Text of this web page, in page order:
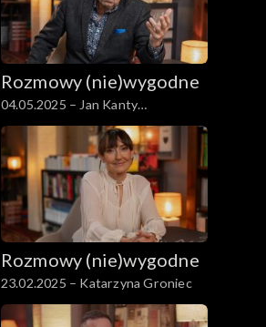
Rozmowy (nie)wygodne
04.05.2025 – Jan Kanty
Pawluśkiewicz
Rozmowy (nie)wygodne
23.02.2025 – Katarzyna Groniec